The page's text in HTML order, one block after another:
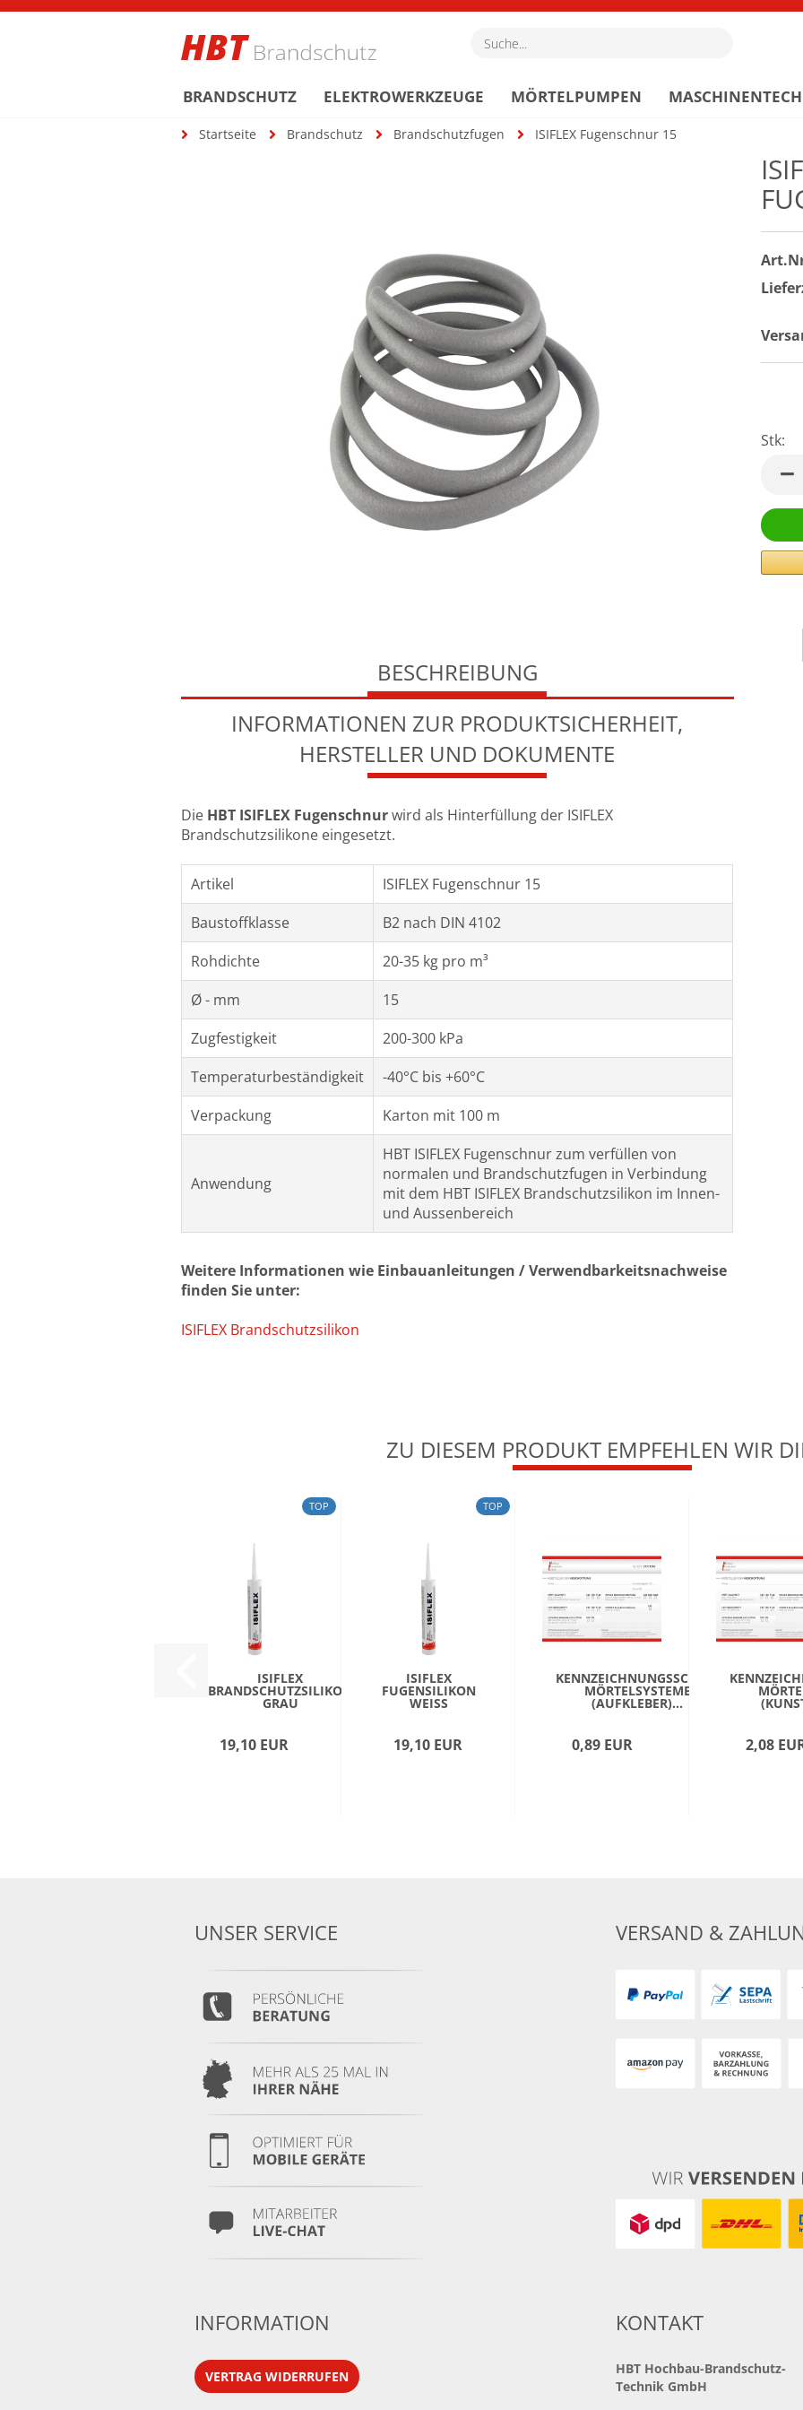
BRANDSCHUTZ ELEKTROWERKZEUGE MÖRTELPUMPEN
Startseite Brandschutz Brandschutzfugen ISIFLEX Fugenschnur 15
Stk:
BESCHREIBUNG
INFORMATIONEN ZUR PRODUKTSICHERHEIT,
HERSTELLER UND DOKUMENTE
Die HBT ISIFLEX Fugenschnurwird als Hinterfüllung der ISIFLEX
Brandschutzsilikone eingesetzt.
Artikel
ISIFLEX Fugenschnur 15
Baustoffklasse
B2 nach DIN 4102
Rohdichte
20-35 kg pro m³
Ø - mm
15
Zugfestigkeit
200-300 kPa
Temperaturbeständigkeit
-40°C bis +60°C
Verpackung
Karton mit 100 m
Anwendung
HBT ISIFLEX Fugenschnur zum verfüllen von
normalen und Brandschutzfugen in Verbindung
mit dem HBT ISIFLEX Brandschutzsilikon im Innen-
und Aussenbereich
Weitere Informationen wie Einbauanleitungen / Verwendbarkeitsnachweise
finden Sie unter:
ISIFLEX Brandschutzsilikon
ZU DIESEM PRODUKT EMPFEHLEN WIR
TOP
ISIFLEX
BRANDSCHUTZSILIKON
GRAU
19,10 EUR
TOP
ISIFLEX
FUGENSILIKON
WEISS
19,10 EUR
KENNZEICHNUNGSSCHILD
MÖRTELSYSTEME
(AUFKLEBER)...
0,89 EUR 2,08
UNSER SERVICE VERSAND &
INFORMATION
VERTRAG WIDERRUFEN
KONTAKT
HBT Hochbau-Brandschutz-
Technik GmbH